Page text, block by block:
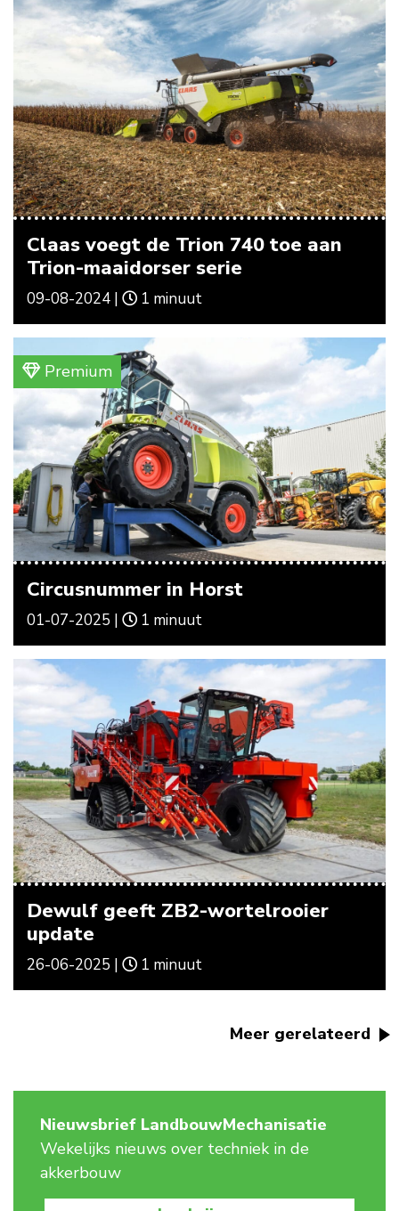
Claas voegt de Trion 740 toe aan
Trion-maaidorser serie
09-08-2024 | 1 minuut
Premium
Circusnummer in Horst
01-07-2025 | 1 minuut
Dewulf geeft ZB2-wortelrooier
update
26-06-2025 | 1 minuut
Meer gerelateerd
Nieuwsbrief LandbouwMechanisatie
Wekelijks nieuws over techniek in de
akkerbouw